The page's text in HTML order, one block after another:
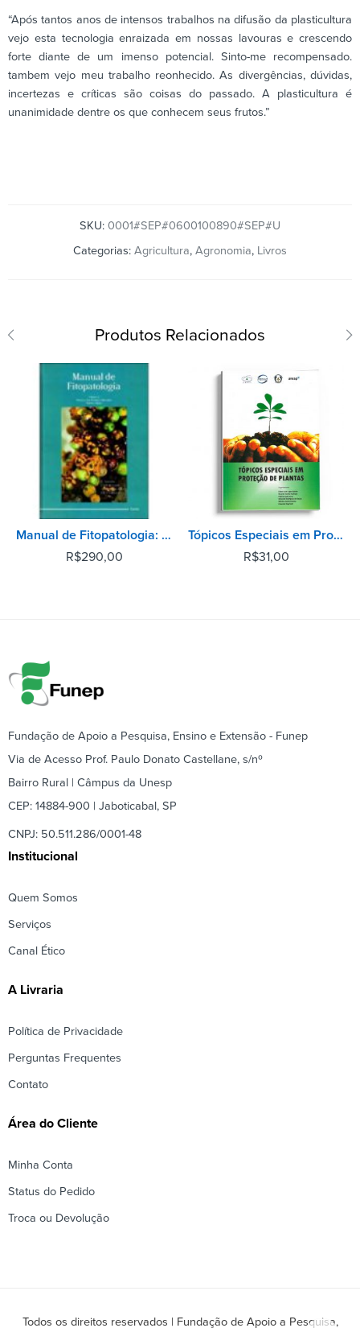
“Após tantos anos de intensos trabalhos na difusão da plasticultura
vejo esta tecnologia enraizada em nossas lavouras e crescendo
forte diante de um imenso potencial. Sinto-me recompensado.
tambem vejo meu trabalho reonhecido. As divergências, dúvidas,
incertezas e críticas são coisas do passado. A plasticultura é
unanimidade dentre os que conhecem seus frutos.”
SKU: 0001#SEP#0600100890#SEP#U
Categorias: Agricultura, Agronomia, Livros
Produtos Relacionados
Manual de Fitopatologia: Doenças das Plantas Cultivadas - Vol 2
R$290,00
Tópicos Especiais em Proteção de Plantas
R$31,00
Fundação de Apoio a Pesquisa, Ensino e Extensão - Funep
Via de Acesso Prof. Paulo Donato Castellane, s/nº
Bairro Rural | Câmpus da Unesp
CEP: 14884-900 | Jaboticabal, SP
CNPJ: 50.511.286/0001-48
Institucional
Quem Somos
Serviços
Canal Ético
A Livraria
Política de Privacidade
Perguntas Frequentes
Contato
Área do Cliente
Minha Conta
Status do Pedido
Troca ou Devolução
Todos os direitos reservados | Fundação de Apoio a Pesquisa,